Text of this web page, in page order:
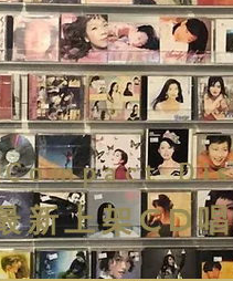
Compact
新上架CD